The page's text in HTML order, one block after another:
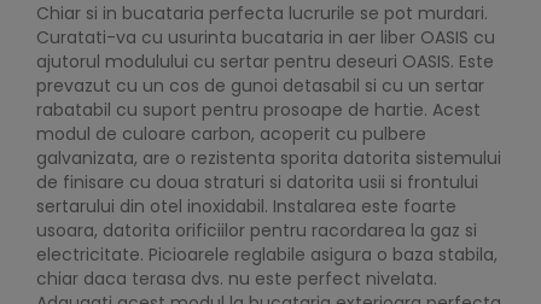
Chiar si in bucataria perfecta lucrurile se pot murdari.
Curatati-va cu usurinta bucataria in aer liber OASIS cu
ajutorul modulului cu sertar pentru deseuri OASIS. Este
prevazut cu un cos de gunoi detasabil si cu un sertar
rabatabil cu suport pentru prosoape de hartie. Acest
modul de culoare carbon, acoperit cu pulbere
galvanizata, are o rezistenta sporita datorita sistemului
de finisare cu doua straturi si datorita usii si frontului
sertarului din otel inoxidabil. Instalarea este foarte
usoara, datorita orificiilor pentru racordarea la gaz si
electricitate. Picioarele reglabile asigura o baza stabila,
chiar daca terasa dvs. nu este perfect nivelata.